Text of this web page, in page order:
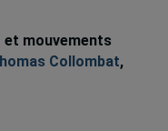
et mouvements
Collombat,